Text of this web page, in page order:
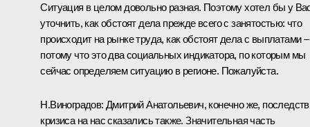
Ситуация в целом довольно разная. Поэтому хотел бы у
уточнить, как обстоят дела прежде всего с занятостью: что
происходит на рынке труда, как обстоят дела с выплатами –
потому что это два социальных индикатора, по которым мы
сейчас определяем ситуацию в регионе. Пожалуйста.
Н.Виноградов: Дмитрий Анатольевич, конечно же,
кризиса на нас сказались также. Значительная часть